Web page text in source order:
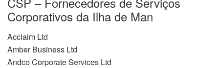
Corporativos da Ilha de Man
Acclaim Ltd
Amber Business Ltd
Andco Corporate Services Ltd